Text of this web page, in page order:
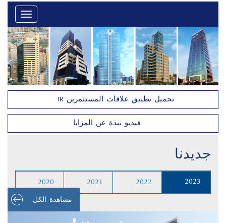
Toggle
تحميل تطبيق علاقات المستثمرين IR
فيديو نبذة عن المزايا
جديدنا
2020 2021 2022 2023
مشاهدة الكل